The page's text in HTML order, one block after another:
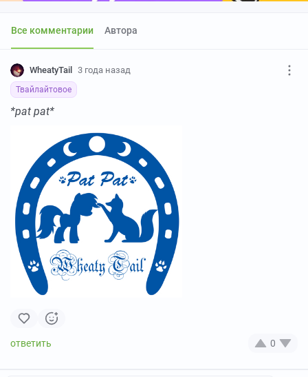
Все комментарии Автора
WheatyTail 3 года назад
Твайлайтовое
*pat pat*
0